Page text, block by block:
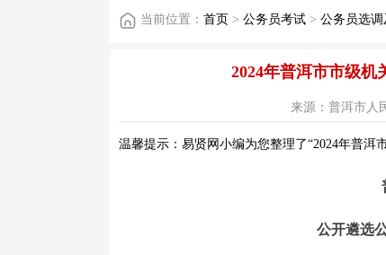
当前位置： 首页 > 公务员考试 > 公务员选
2024年普洱市市级
来源：普洱市人
温馨提示：易贤网小编为您整理了“2024年普洱
公开遴选